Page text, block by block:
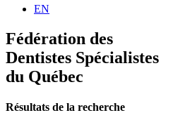
EN
Fédération des
Dentistes Spécialistes
du Québec
Résultats de la recherche